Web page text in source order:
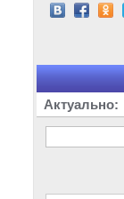
Актуально: